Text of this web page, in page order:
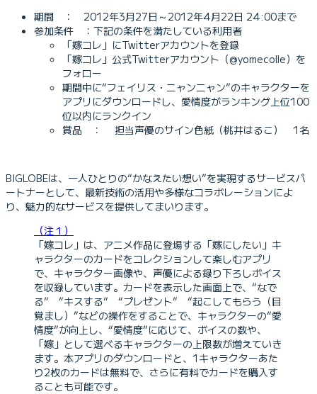
期間 ： 2012年3月27日～2012年4月22日 24:00まで
参加条件 ：下記の条件を満たしている利用者
「嫁コレ」にTwitterアカウントを登録
「嫁コレ」公式Twitterアカウント（@yomecolle）を
フォロー
期間中に“フェイリス・ニャンニャン”のキャラクターを
アプリにダウンロードし、愛情度がランキング上位100
位以内にランクイン
賞品 ： 担当声優のサイン色紙（桃井はるこ） 1名
BIGLOBEは、一人ひとりの“かなえたい想い”を実現するサービスパ
ートナーとして、最新技術の活用や多様なコラボレーションによ
り、魅力的なサービスを提供してまいります。
（注１）
「嫁コレ」は、アニメ作品に登場する「嫁にしたい」キ
ャラクターのカードをコレクションして楽しむアプリ
で、キャラクター画像や、声優による録り下ろしボイス
を収録しています。カードを表示した画面上で、“なで
る” “キスする” “プレゼント” “起こしてもらう（目
覚まし）”などの操作をすることで、キャラクターの“愛
情度”が向上し、“愛情度”に応じて、ボイスの数や、
「嫁」として選べるキャラクターの上限数が増えていき
ます。本アプリのダウンロードと、1キャラクターあた
り2枚のカードは無料で、さらに有料でカードを購入す
ることも可能です。